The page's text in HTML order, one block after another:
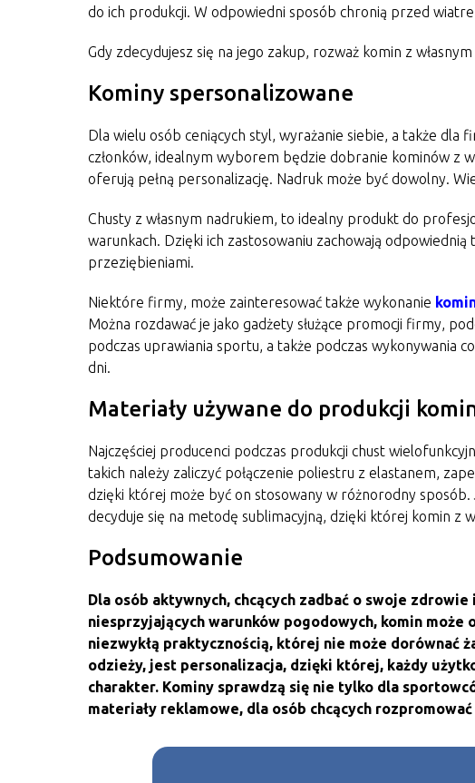
do ich produkcji. W odpowiedni sposób chronią przed
Gdy zdecydujesz się na jego zakup, rozważ komin z
Kominy spersonalizowane
Dla wielu osób ceniących styl, wyrażanie siebie, a także dla
członków, idealnym wyborem będzie dobranie kominów z
oferują pełną personalizację. Nadruk może być dowolny.
Chusty z własnym nadrukiem, to idealny produkt do
warunkach. Dzięki ich zastosowaniu zachowają
przeziębieniami.
Niektóre firmy, może zainteresować także wykonanie
Można rozdawać je jako gadżety służące promocji firmy,
podczas uprawiania sportu, a także podczas wykonywania
dni.
Materiały używane do produkcji
Najczęściej producenci podczas produkcji chust
takich należy zaliczyć połączenie poliestru z elastanem,
dzięki której może być on stosowany w różnorodny
decyduje się na metodę sublimacyjną, dzięki której komin z
Podsumowanie
Dla osób aktywnych, chcących zadbać o swoje
niesprzyjających warunków pogodowych, komin może
niezwykłą praktycznością, której nie może dorównać
odzieży, jest personalizacja, dzięki której, każdy
charakter. Kominy sprawdzą się nie tylko dla
materiały reklamowe, dla osób chcących